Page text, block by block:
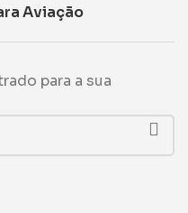
Aviação
para a sua